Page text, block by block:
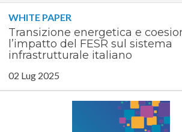
WHITE PAPER
Transizione energetica e
l’impatto del FESR sul sistema
infrastrutturale italiano
02 Lug 2025